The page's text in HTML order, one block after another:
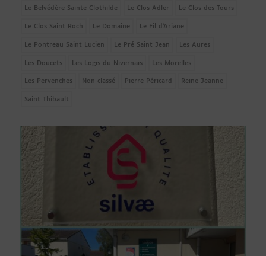
Le Belvédère Sainte Clothilde Le Clos Adler Le Clos des Tours
Le Clos Saint Roch Le Domaine Le Fil d’Ariane
Le Pontreau Saint Lucien Le Pré Saint Jean Les Aures
Les Doucets Les Logis du Nivernais Les Morelles
Les Pervenches Non classé Pierre Péricard Reine Jeanne
Saint Thibault